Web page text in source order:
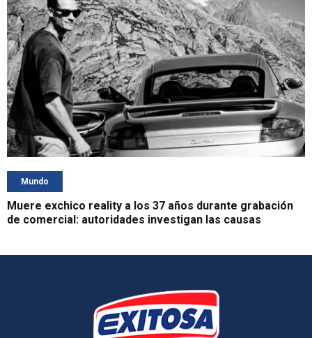
Mundo
Muere exchico reality a los 37 años durante grabación
de comercial: autoridades investigan las causas